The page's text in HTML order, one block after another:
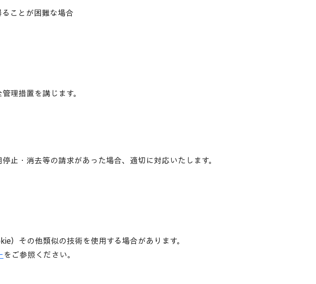
ことが困難な場合
理措置を講じます。
止・消去等の請求があった場合、適切に対応いたします。
）その他類似の技術を使用する場合があります。
をご参照ください。